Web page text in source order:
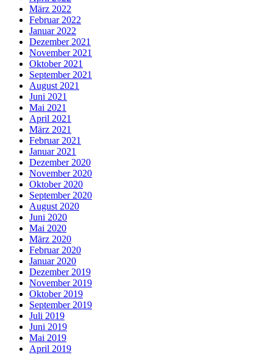
März 2022
Februar 2022
Januar 2022
Dezember 2021
November 2021
Oktober 2021
September 2021
August 2021
Juni 2021
Mai 2021
April 2021
März 2021
Februar 2021
Januar 2021
Dezember 2020
November 2020
Oktober 2020
September 2020
August 2020
Juni 2020
Mai 2020
März 2020
Februar 2020
Januar 2020
Dezember 2019
November 2019
Oktober 2019
September 2019
Juli 2019
Juni 2019
Mai 2019
April 2019